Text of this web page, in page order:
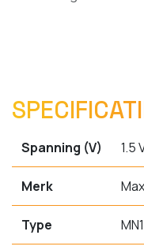
Spanning (V) 1.5
Merk
Type